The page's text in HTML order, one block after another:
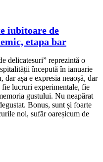
iubitoare de
etapa bar
delicatesuri” reprezintă o
începută în ianuarie
așa e expresia neaoșă, dar
fie lucruri experimentale, fie
gustului. Nu neapărat
Bonus, sunt și foarte
noi, sufăr oareșicum de